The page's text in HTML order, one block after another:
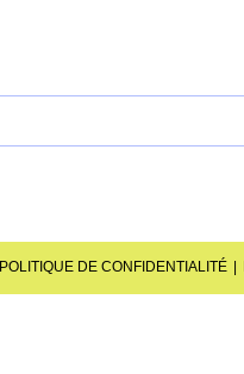
POLITIQUE DE CONFIDENTIALITÉ